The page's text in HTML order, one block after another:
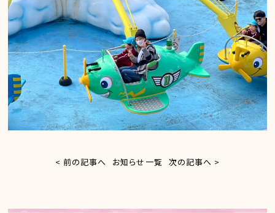
< 前の記事へ お知らせ一覧 次の記事へ >